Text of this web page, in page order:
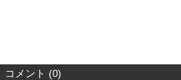
コメント (0)